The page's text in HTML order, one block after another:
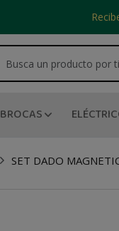
BROCAS
SET DADO